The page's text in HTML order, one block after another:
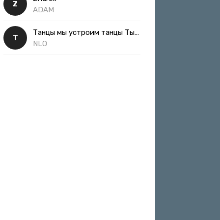
Z
ADAM
Т
Танцы мы устроим танцы Ты такая классная
NLO